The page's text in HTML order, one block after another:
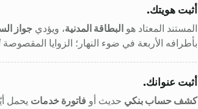
أثبت هويتك.
المستند المعتاد هو البطاقة المدنية، ويؤدي جواز
بأطرافه الأربعة في ضوء النهار؛ الزوايا
أثبت عنوانك.
كشف حساب بنكي حديث أو فاتورة خدمات يحمل